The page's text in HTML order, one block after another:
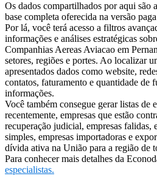
Os dados compartilhados por aqui são
base completa oferecida na versão
Por lá, você terá acesso a filtros
informações e análises estratégicas
Companhias Aereas Aviacao em
setores, regiões e portes. Ao localizar
apresentados dados como website,
contatos, faturamento e quantidade de
informações.
Você também consegue gerar listas de
recentemente, empresas que estão
recuperação judicial, empresas falidas,
simples, empresas importadoras e
dívida ativa na União para a região de
Para conhecer mais detalhes da
especialistas.